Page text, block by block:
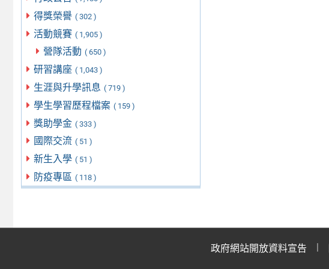
得獎榮譽 ( 302 )
活動競賽 ( 1,905 )
營隊活動 ( 650 )
研習講座 ( 1,043 )
生涯與升學訊息 ( 719 )
學生學習歷程檔案 ( 159 )
獎助學金 ( 333 )
國際交流 ( 51 )
新生入學 ( 51 )
防疫專區 ( 118 )
政府網站開放資料宣告